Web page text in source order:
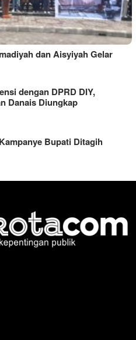
dan Aisyiyah Gelar
dengan DPRD DIY,
Danais Diungkap
Bupati Ditagih